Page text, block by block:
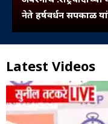
नेते हर्षवर्धन सपकाळ
मारो आंदोलन
Latest Videos